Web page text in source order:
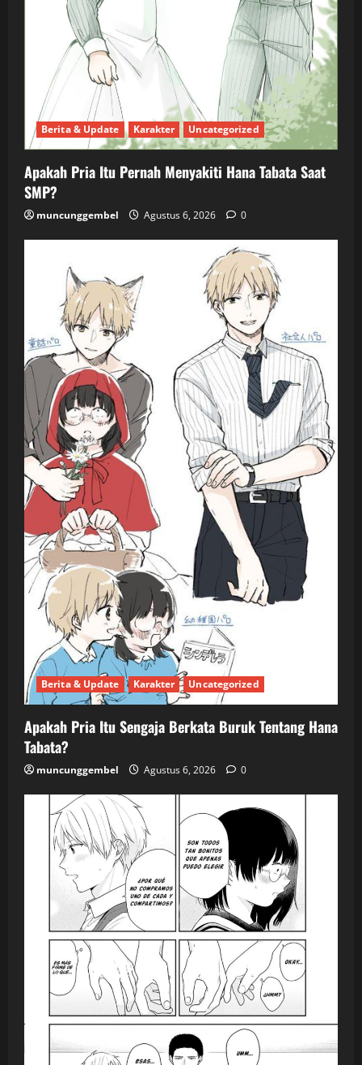
Berita & Update Karakter Uncategorized
Apakah Pria Itu Pernah Menyakiti Hana Tabata Saat
SMP?
muncunggembel Agustus 6, 2026 0
Berita & Update Karakter Uncategorized
Apakah Pria Itu Sengaja Berkata Buruk Tentang Hana
Tabata?
muncunggembel Agustus 6, 2026 0